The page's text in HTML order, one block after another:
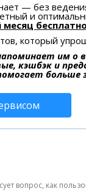
— без
и
месяц бесплатно
который
им о
кэшбэк и
вопрос, как